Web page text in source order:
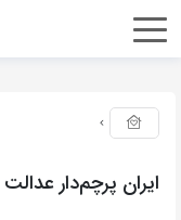
ایران پرچم‌دار